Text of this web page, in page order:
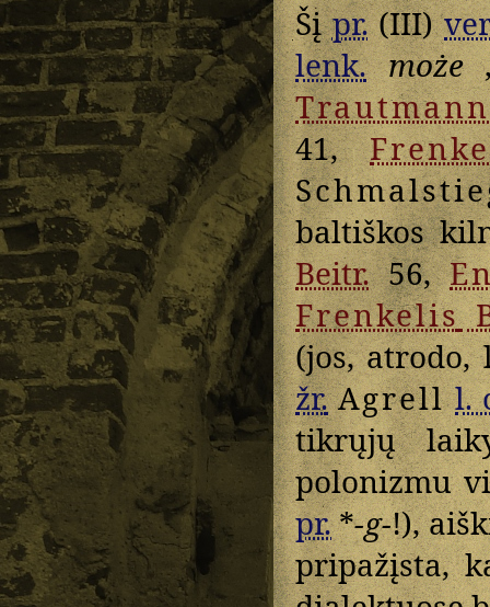
Šįpr.(III)
lenk. może
Trautmann
41,
baltiškos
Beitr.56,
Frenkelis
(jos,
žr. Agrell l.
tikrųjų
polonizmu
pr.*-g-!),
pripažįsta,